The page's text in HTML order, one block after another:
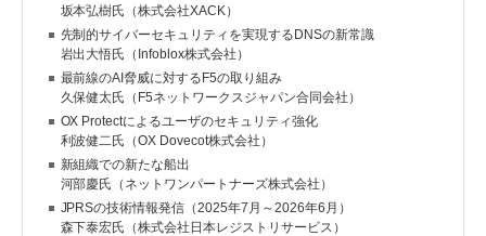
坂本弘樹氏（株式会社XACK）
先制的サイバーセキュリティを実現するDNSの新常識
岩出大悟氏（Infoblox株式会社）
最前線のAI脅威に対するF5の取り組み
久保健太氏（F5ネットワークスジャパン合同会社）
OX Protectによるユーザのセキュリティ強化
利波健二氏（OX Dovecot株式会社）
新組織での新たな船出
河部慶氏（ネットワンパートナーズ株式会社）
JPRSの技術情報発信（2025年7月～2026年6月）
森下泰宏氏（株式会社日本レジストリサービス）